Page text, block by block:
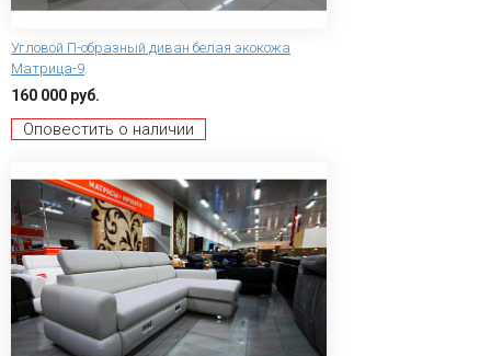
Угловой П-образный диван белая экокожа
Матрица-9
160 000 руб.
Оповестить о наличии